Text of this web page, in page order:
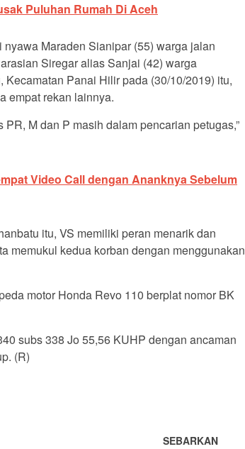
Puluhan Rumah Di Aceh
Maraden Sianipar (55) warga jalan
Siregar alias Sanjai (42) warga
Panai Hilir pada (30/10/2019) itu,
empat rekan lainnya.
M dan P masih dalam pencarian petugas,”
Video Call dengan Ananknya Sebelum
itu, VS memiliki peran menarik dan
memukul kedua korban dengan menggunakan
motor Honda Revo 110 berplat nomor BK
subs 338 Jo 55,56 KUHP dengan ancaman
(R)
SEBARKAN